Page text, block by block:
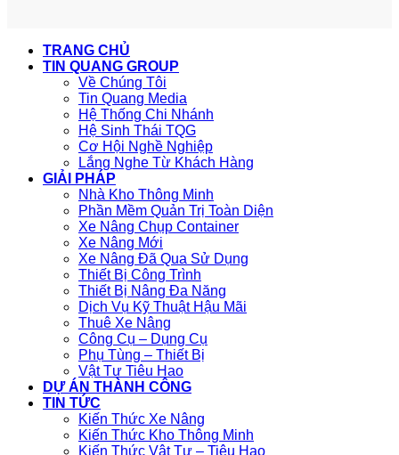
TRANG CHỦ
TIN QUANG GROUP
Về Chúng Tôi
Tin Quang Media
Hệ Thống Chi Nhánh
Hệ Sinh Thái TQG
Cơ Hội Nghề Nghiệp
Lắng Nghe Từ Khách Hàng
GIẢI PHÁP
Nhà Kho Thông Minh
Phần Mềm Quản Trị Toàn Diện
Xe Nâng Chụp Container
Xe Nâng Mới
Xe Nâng Đã Qua Sử Dụng
Thiết Bị Công Trình
Thiết Bị Nâng Đa Năng
Dịch Vụ Kỹ Thuật Hậu Mãi
Thuê Xe Nâng
Công Cụ – Dụng Cụ
Phụ Tùng – Thiết Bị
Vật Tư Tiêu Hao
DỰ ÁN THÀNH CÔNG
TIN TỨC
Kiến Thức Xe Nâng
Kiến Thức Kho Thông Minh
Kiến Thức Vật Tư – Tiêu Hao